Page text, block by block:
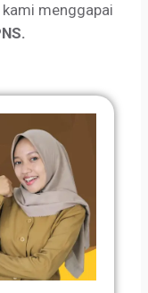
menggapai